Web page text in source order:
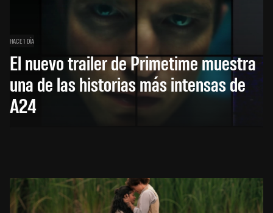
HACE 1 DÍA
El nuevo trailer de Primetime muestra
una de las historias más intensas de
A24